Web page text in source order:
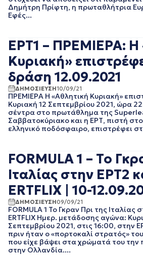
ΜΑΙΟΣ 2022
ΔΕΚΕΜΒΡΙΟΣ 2021
ΝΟΕΜΒΡΙΟΣ 2021
ΟΚΤΩΒΡΙΟΣ 2021
ΣΕΠΤΕΜΒΡΙΟΣ 2021
ΑΥΓΟΥΣΤΟΣ 2021
ΙΟΥΛΙΟΣ 2021
ΙΟΥΝΙΟΣ 2021
ΜΑΙΟΣ 2021
ΑΠΡΙΛΙΟΣ 2021
ΙΑΝΟΥΑΡΙΟΣ 2021
ΔΕΚΕΜΒΡΙΟΣ 2020
ΝΟΕΜΒΡΙΟΣ 2020
ΟΚΤΩΒΡΙΟΣ 2020
ΣΕΠΤΕΜΒΡΙΟΣ 2020
ΑΥΓΟΥΣΤΟΣ 2020
ΙΟΥΛΙΟΣ 2020
ΙΟΥΝΙΟΣ 2020
ΜΑΙΟΣ 2020
Δημήτρη Πρίφτη, η πρωταθλήτρια
Εφές...
ΕΡΤ1 – ΠΡΕΜΙΕΡΑ: Η
Κυριακή»
δράση 12.09.2021
ΔΗΜΟΣΙΕΥΣΗ10/09/21
ΠΡΕΜΙΕΡΑ Η «Αθλητική Κυριακή»
Κυριακή 12 Σεπτεμβρίου 2021, ώρα
σέντρα στο πρωτάθλημα της
Σαββατοκύριακο και η ΕΡΤ, πιστή
ελληνικό ποδόσφαιρο, επιστρέφει
FORMULA 1 – Το
Ιταλίας στην ΕΡΤ2
ERTFLIX | 10-
ΔΗΜΟΣΙΕΥΣΗ09/09/21
FORMULA 1 Το Γκραν Πρι της Ιταλίας
ERTFLIX Ημερ. μετάδοσης αγώνα:
Σεπτεμβρίου 2021, στις 16:00, στην
πριν ήταν ο «πορτοκαλί στρατός»
που είχε βάψει στα χρώματά του την
στην Ολλανδία....